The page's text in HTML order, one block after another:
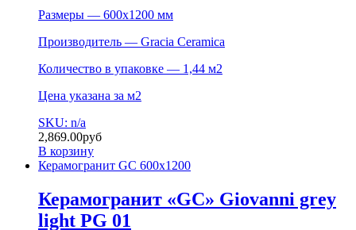
Размеры — 600х1200 мм
Производитель — Gracia Ceramica
Количество в упаковке — 1,44 м2
Цена указана за м2
SKU: n/a
2,869.00руб
В корзину
Керамогранит GC 600х1200
Керамогранит «GC» Giovanni grey
light PG 01